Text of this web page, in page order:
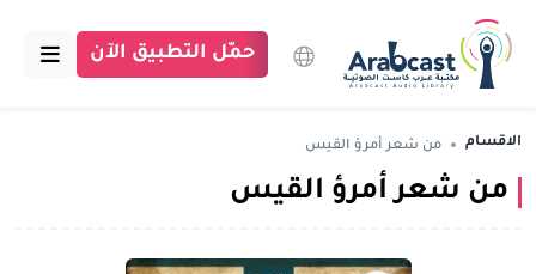
الرئيسية
مكتبة عرب كاست
حمّل التطبيق الآن
الاقسام من شعر أمرؤ القيس
من شعر أمرؤ القيس